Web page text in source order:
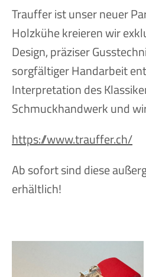
Trauffer ist unser neuer
Holzkühe kreieren wir
Design, präziser
sorgfältiger Handarbeit
Interpretation des
Schmuckhandwerk und
https://www.trauffer.ch/
Ab sofort sind diese
erhältlich!